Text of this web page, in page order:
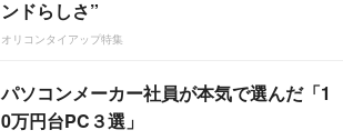
ンドらしさ”
オリコンタイアップ特集
パソコンメーカー社員が本気で選んだ「1
0万円台PC３選」